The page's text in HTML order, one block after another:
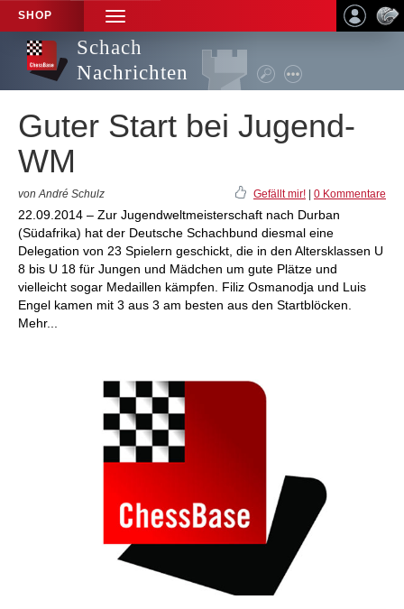
SHOP
TOGGLE
NAVIGATION
Schach
Nachrichten
Guter Start bei Jugend-
WM
von André Schulz Gefällt mir! 0 Kommentare
22.09.2014 – Zur Jugendweltmeisterschaft nach Durban
(Südafrika) hat der Deutsche Schachbund diesmal eine
Delegation von 23 Spielern geschickt, die in den Altersklassen U
8 bis U 18 für Jungen und Mädchen um gute Plätze und
vielleicht sogar Medaillen kämpfen. Filiz Osmanodja und Luis
Engel kamen mit 3 aus 3 am besten aus den Startblöcken.
Mehr...